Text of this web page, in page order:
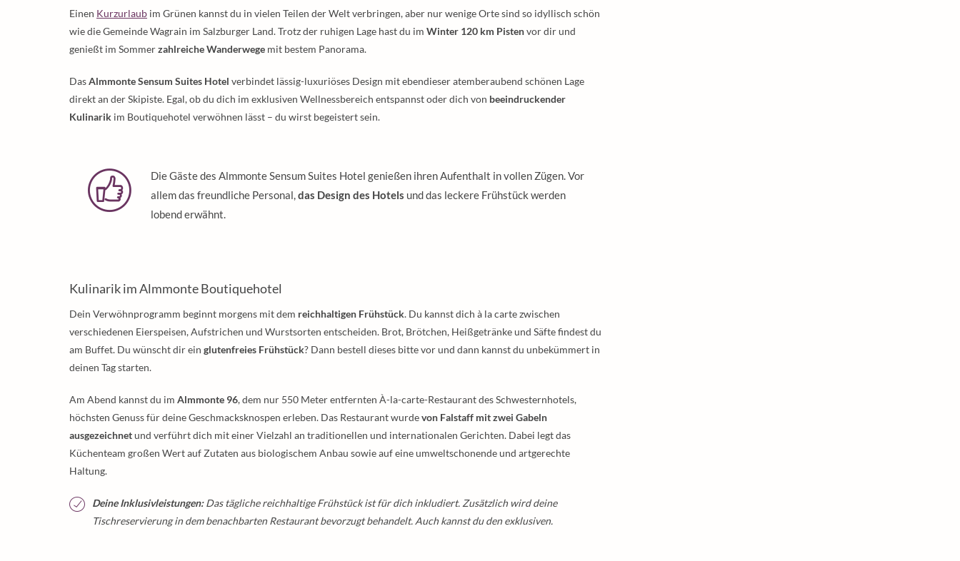
Einen Kurzurlaub im Grünen kannst du in vielen Teilen der Welt verbringen, aber nur wenige Orte sind so idyllisch schön
wie die Gemeinde Wagrain im Salzburger Land. Trotz der ruhigen Lage hast du im Winter 120 km Pistenvor dir und
genießt im Sommerzahlreiche Wanderwege mit bestem Panorama.
DasAlmmonte Sensum Suites Hotel verbindet lässig-luxuriöses Design mit ebendieser atemberaubend schönen Lage
direkt an der Skipiste. Egal, ob du dich im exklusiven Wellnessbereich entspannst oder dich von beeindruckender
Kulinarik im Boutiquehotel verwöhnen lässt – du wirst begeistert sein.
Die Gäste des Almmonte Sensum Suites Hotel genießen ihren Aufenthalt in vollen Zügen. Vor
allem das freundliche Personal,das Design des Hotels und das leckere Frühstück werden
lobend erwähnt.
Kulinarik im Almmonte Boutiquehotel
Dein Verwöhnprogramm beginnt morgens mit dem reichhaltigen Frühstück. Du kannst dich à la carte zwischen
verschiedenen Eierspeisen, Aufstrichen und Wurstsorten entscheiden. Brot, Brötchen, Heißgetränke und Säfte findest du
am Buffet. Du wünscht dir ein glutenfreies Frühstück? Dann bestell dieses bitte vor und dann kannst du unbekümmert in
deinen Tag starten.
Am Abend kannst du im Almmonte 96, dem nur 550 Meter entfernten À-la-carte-Restaurant des Schwesternhotels,
höchsten Genuss für deine Geschmacksknospen erleben. Das Restaurant wurdevon Falstaff mit zwei Gabeln
ausgezeichnetund verführt dich mit einer Vielzahl an traditionellen und internationalen Gerichten. Dabei legt das
Küchenteam großen Wert auf Zutaten aus biologischem Anbau sowie auf eine umweltschonende und artgerechte
Haltung.
Deine Inklusivleistungen:Das tägliche reichhaltige Frühstück ist für dich inkludiert. Zusätzlich wird deine
Tischreservierung in dem benachbarten Restaurant bevorzugt behandelt. Auch kannst du den exklusiven.